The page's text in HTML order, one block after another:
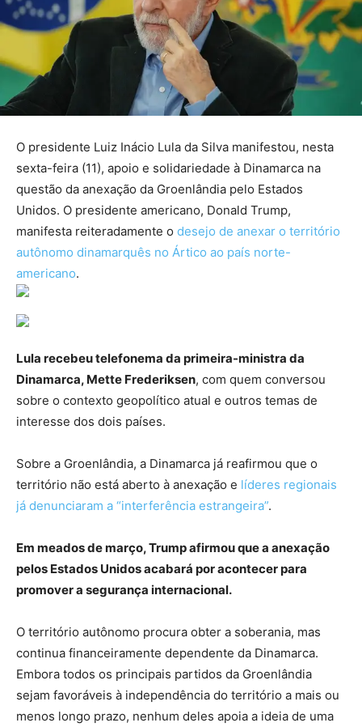
O presidente Luiz Inácio Lula da Silva manifestou, nesta
sexta-feira (11), apoio e solidariedade à Dinamarca na
questão da anexação da Groenlândia pelo Estados
Unidos. O presidente americano, Donald Trump,
manifesta reiteradamente o desejo de anexar o território
autônomo dinamarquês no Ártico ao país norte-
americano.
Lula recebeu telefonema da primeira-ministra da
Dinamarca, Mette Frederiksen, com quem conversou
sobre o contexto geopolítico atual e outros temas de
interesse dos dois países.
Sobre a Groenlândia, a Dinamarca já reafirmou que o
território não está aberto à anexação e líderes regionais
já denunciaram a “interferência estrangeira”.
Em meados de março, Trump afirmou que a anexação
pelos Estados Unidos acabará por acontecer para
promover a segurança internacional.
O território autônomo procura obter a soberania, mas
continua financeiramente dependente da Dinamarca.
Embora todos os principais partidos da Groenlândia
sejam favoráveis à independência do território a mais ou
menos longo prazo, nenhum deles apoia a ideia de uma